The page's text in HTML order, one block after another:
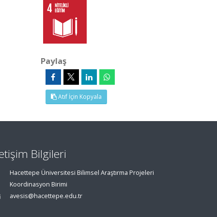
Paylaş
Atıf İçin Kopyala
Bilgileri
Hacettepe Üniversitesi Bilimsel Araştırma Projeleri
Koordinasyon Birimi
avesis@hacettepe.edu.tr